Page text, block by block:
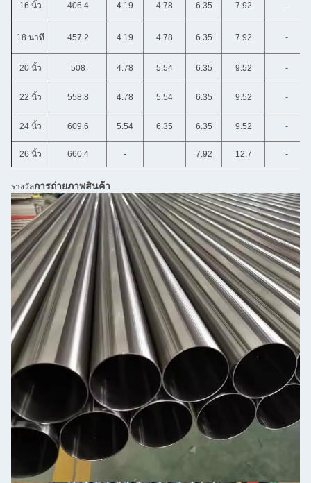
16 นิ้ว 406.4 4.19 4.78 6.35 7.92 -
18 นาที 457.2 4.19 4.78 6.35 7.92 -
20 นิ้ว 508 4.78 5.54 6.35 9.52 -
22 นิ้ว 558.8 4.78 5.54 6.35 9.52 -
24 นิ้ว 609.6 5.54 6.35 6.35 9.52 -
26 นิ้ว 660.4 - 7.92 12.7 -
รางวัลการถ่ายภาพสินค้า